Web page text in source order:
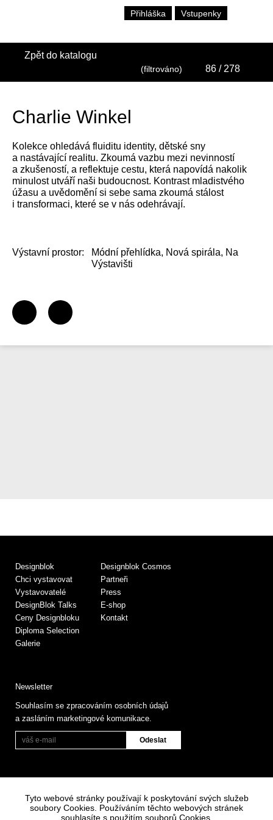
Přihláška Vstupenky
Zpět do katalogu
(filtrováno) 86 / 278
Charlie Winkel
Kolekce ohledává fluiditu identity, dětské sny
a nastávající realitu. Zkoumá vazbu mezi nevinností
a zkušeností, a reflektuje cestu, která napovídá nakolik
minulost utváří naši budoucnost. Kontrast mladistvého
úžasu a uvědomění si sebe sama zkoumá stálost
i transformaci, které se v nás odehrávají.
Výstavní prostor:
Módní přehlídka, Nová spirála, Na
Výstavišti
Designblok
Chci vystavovat
Vystavovatelé
DesignBlok Talks
Ceny Designbloku
Diploma Selection
Galerie
Designblok Cosmos
Partneři
Press
E-shop
Kontakt
Newsletter
Souhlasím se zpracováním osobních údajů
a zasláním marketingové komunikace.
Tyto webové stránky používají k poskytování svých služeb
soubory Cookies. Používáním těchto webových stránek
souhlasíte s použitím souborů Cookies.